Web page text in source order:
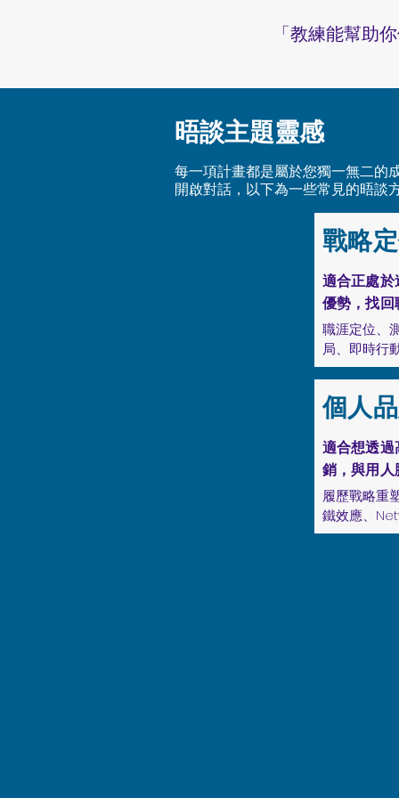
「教練能幫助
晤談主題靈感
每一項計畫都是屬於您獨一無二的
開啟對話，以下為一些常見的晤談
戰略
適合正處
優勢，找
職涯定位、
局、即時行
霧，鎖定那
測評解析：
報告背後的
職場
多軌職涯
源，滿足
即時行動
術，解決
中長期願
保現在跨
個人
適合想透
銷，與用
履歷戰略重
鐵效應、
容精準有
求職信模
cover
LinkedIn
人形象，
出，「藏